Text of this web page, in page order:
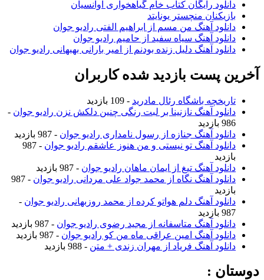
رایگان کتاب خام گیاهخواری آوانسیان
منچستر یونایتد
آهنگ من مسم از ابراهیم الفتی رادیو جوان
آهنگ سیاه سفید از حامیم رادیو جوان
آهنگ دلیل زنده بودنم از امیر بارانی بهبهانی رادیو جوان
پست بازدید شده کاربران
باشگاه رئال مادرید- 109 بازدید
آهنگ نازنینا بر لبت رنگی چنین دلکش نزن رادیو جوان -
آهنگ جنازه از رسول نامداری رادیو جوان - 987 بازدید
آهنگ تو نیستی و من هنوز عاشقم رادیو جوان
- 987
آهنگ تیغ از ایمان ماهان رادیو جوان - 987 بازدید
آهنگ نگاه از محمد جواد علی مردانی رادیو جوان
- 987
آهنگ دلم هواتو کرده از محمد روزبهانی رادیو جوان -
آهنگ متاسفانه از مجید رضوی رادیو جوان - 987 بازدید
آهنگ امین عراقی ماه من کو رادیو جوان - 987 بازدید
آهنگ فریاد از مهران زندی + متن- 988 بازدید
: